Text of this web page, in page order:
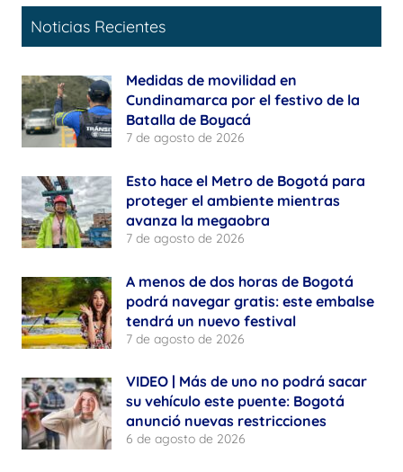
Noticias Recientes
Medidas de movilidad en
Cundinamarca por el festivo de la
Batalla de Boyacá
7 de agosto de 2026
Esto hace el Metro de Bogotá para
proteger el ambiente mientras
avanza la megaobra
7 de agosto de 2026
A menos de dos horas de Bogotá
podrá navegar gratis: este embalse
tendrá un nuevo festival
7 de agosto de 2026
VIDEO | Más de uno no podrá sacar
su vehículo este puente: Bogotá
anunció nuevas restricciones
6 de agosto de 2026